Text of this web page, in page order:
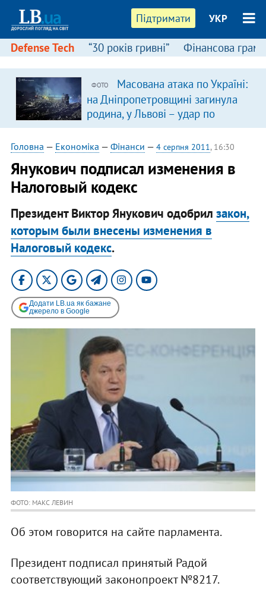
Підтримати УКР
Defense Tech “30 років гривні” Фінансова
ФОТО
Масована атака по Україні:
на Дніпропетровщині загинула
родина, у Львові – удар по
багатоповерхівках
(доповнюється)
Головна — Економіка — Фінанси — 4 серпня 2011, 16:30
Янукович подписал изменения в
Налоговый кодекс
Президент Виктор Янукович одобрил закон,
которым были внесены изменения в
Налоговый кодекс.
Додати LB.ua як бажане
джерело в Google
ФОТО: МАКС ЛЕВИН
Об этом говорится на сайте парламента.
Президент подписал принятый Радой
соответствующий законопроект №8217.